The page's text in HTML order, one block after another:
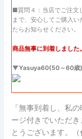
■質問４：当店でご注文
まで、安心してご購入
たらお知らせください。
商品無事に到着しました
▼Yasuya60(50～60歳)
「無事到着し、私
ージ付きでいただ
とうございます。（